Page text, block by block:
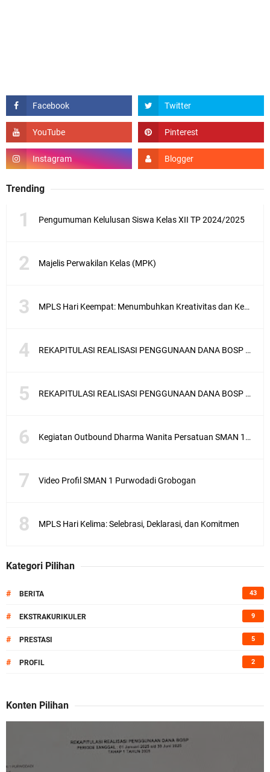
Trending
Pengumuman Kelulusan Siswa Kelas XII TP 2024/2025
Majelis Perwakilan Kelas (MPK)
MPLS Hari Keempat: Menumbuhkan Kreativitas dan Kebiasaan Hebat
REKAPITULASI REALISASI PENGGUNAAN DANA BOSP TAHAP 1 TAHUN 2025
REKAPITULASI REALISASI PENGGUNAAN DANA BOSP TAHAP 2 TAHUN 2025
Kegiatan Outbound Dharma Wanita Persatuan SMAN 1 Purwodadi di Kemuning
Video Profil SMAN 1 Purwodadi Grobogan
MPLS Hari Kelima: Selebrasi, Deklarasi, dan Komitmen
Kategori Pilihan
# BERITA 43
# EKSTRAKURIKULER 9
# PRESTASI 5
# PROFIL 2
Konten Pilihan